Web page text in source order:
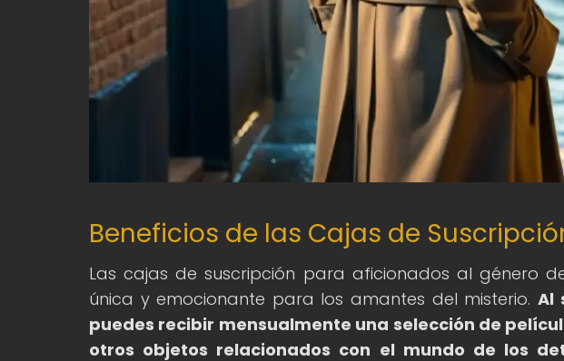
Beneficios de las Cajas de
Las cajas de suscripción para aficionados al género
única y emocionante para los amantes del misterio. Al
puedes recibir mensualmente una selección de
otros objetos relacionados con el mundo de los